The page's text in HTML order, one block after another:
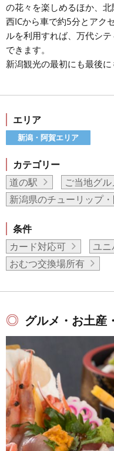
の花々を楽しめるほか、
西ICから車で約5分とアク
ルを利用すれば、万代シ
できます。
新潟観光の最初にも最後に
エリア
新潟・阿賀エリア
カテゴリー
道の駅
ご当地グ
新潟県のチューリップ
条件
カード対応可
ユ
おむつ交換場所有
グルメ・お土産